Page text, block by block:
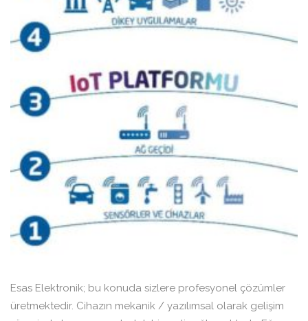
Esas Elektronik; bu konuda sizlere profesyonel çözümler
üretmektedir. Cihazın mekanik / yazılımsal olarak gelişim